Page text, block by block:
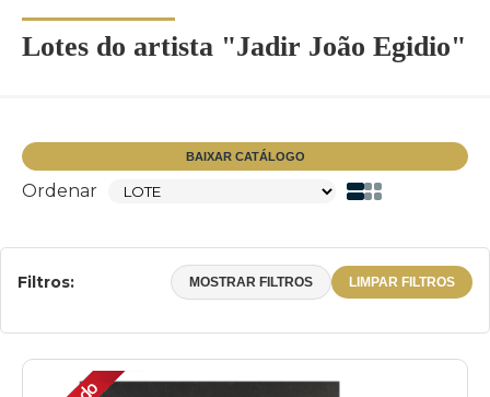
Lotes do artista "Jadir João Egidio"
BAIXAR CATÁLOGO
Ordenar
Filtros: MOSTRAR FILTROS LIMPAR FILTROS